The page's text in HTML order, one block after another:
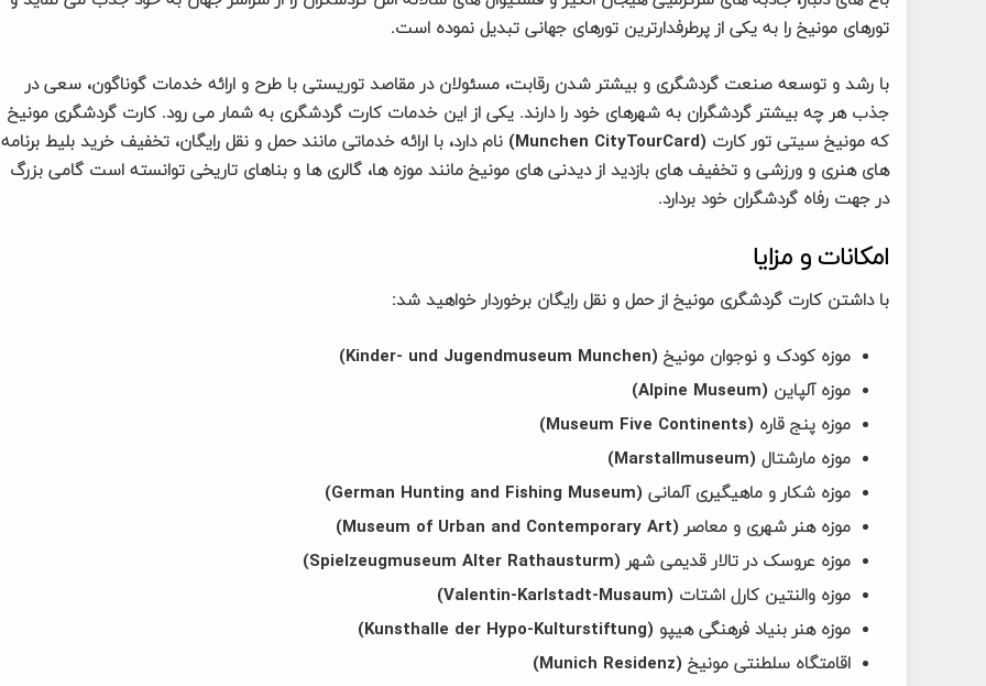
تورهای مونیخ را به یکی از پرطرفدارترین تورهای جهانی تبدیل نموده است.
با رشد و توسعه صنعت گردشگری و بیشتر شدن رقابت، مسئولان در مقاصد توریستی با طرح و ارائه خدمات گوناگون، سعی در
جذب هر چه بیشتر گردشگران به شهرهای خود را دارند. یکی از این خدمات کارت گردشگری به شمار می رود. کارت گردشگری مونیخ
که مونیخ سیتی تور کارت (Munchen CityTourCard) نام دارد، با ارائه خدماتی مانند حمل و نقل رایگان، تخفیف خرید بلیط برنامه
های هنری و ورزشی و تخفیف های بازدید از دیدنی های مونیخ مانند موزه ها، گالری ها و بناهای تاریخی توانسته است گامی بزرگ
در جهت رفاه گردشگران خود بردارد.
امکانات و مزایا
با داشتن کارت گردشگری مونیخ از حمل و نقل رایگان برخوردار خواهید شد:
موزه کودک و نوجوان مونیخ (Kinder- und Jugendmuseum Munchen)
موزه آلپاین (Alpine Museum)
موزه پنج قاره (Museum Five Continents)
موزه مارشتال (Marstallmuseum)
موزه شکار و ماهیگیری آلمانی (German Hunting and Fishing Museum)
موزه هنر شهری و معاصر (Museum of Urban and Contemporary Art)
موزه عروسک در تالار قدیمی شهر (Spielzeugmuseum Alter Rathausturm)
موزه والنتین کارل اشتات (Valentin-Karlstadt-Musaum)
موزه هنر بنیاد فرهنگی هیپو (Kunsthalle der Hypo-Kulturstiftung)
اقامتگاه سلطنتی مونیخ (Munich Residenz)